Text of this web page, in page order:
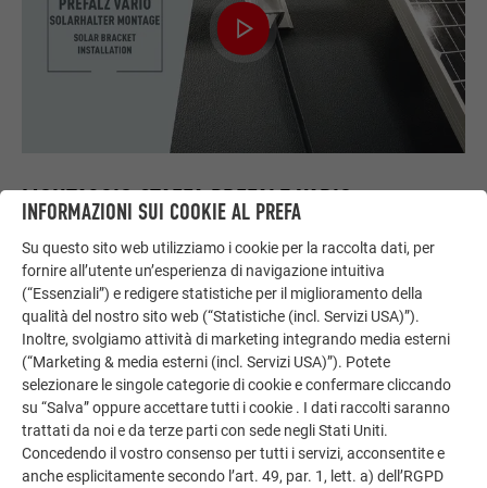
MONTAGGIO STAFFA PREFALZ VARIO
Questo video mostra il montaggio corretto della staffa
PREFALZ Vario e il collegamento dei binari per moduli
fotovoltaici.
INFORMAZIONI SUI COOKIE AL PREFA
Su questo sito web utilizziamo i cookie per la raccolta dati, per
fornire all’utente un’esperienza di navigazione intuitiva
(“Essenziali”) e redigere statistiche per il miglioramento della
qualità del nostro sito web (“Statistiche (incl. Servizi USA)”).
Inoltre, svolgiamo attività di marketing integrando media esterni
(“Marketing & media esterni (incl. Servizi USA)”). Potete
selezionare le singole categorie di cookie e confermare cliccando
su “Salva” oppure accettare tutti i cookie . I dati raccolti saranno
trattati da noi e da terze parti con sede negli Stati Uniti.
Concedendo il vostro consenso per tutti i servizi, acconsentite e
anche esplicitamente secondo l’art. 49, par. 1, lett. a) dell’RGPD